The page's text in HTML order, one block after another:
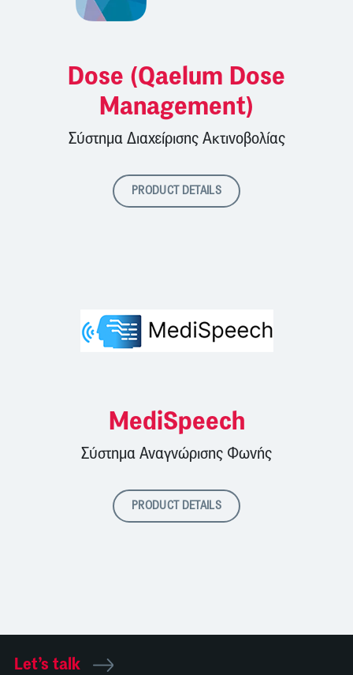
Dose (Qaelum Dose
Management)
Σύστημα Διαχείρισης Ακτινοβολίας
PRODUCT DETAILS
MediSpeech
Σύστημα Αναγνώρισης Φωνής
PRODUCT DETAILS
Let’s talk